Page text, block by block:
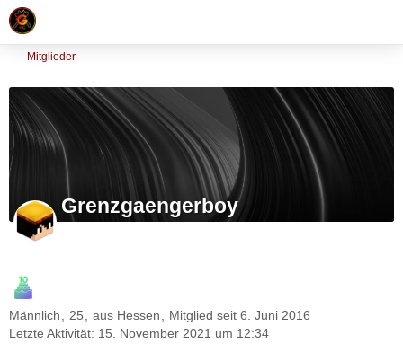
Mitglieder
Grenzgaengerboy
Männlich 25 aus Hessen
Mitglied seit 6. Juni 2016
Letzte Aktivität: 15. November 2021 um 12:34